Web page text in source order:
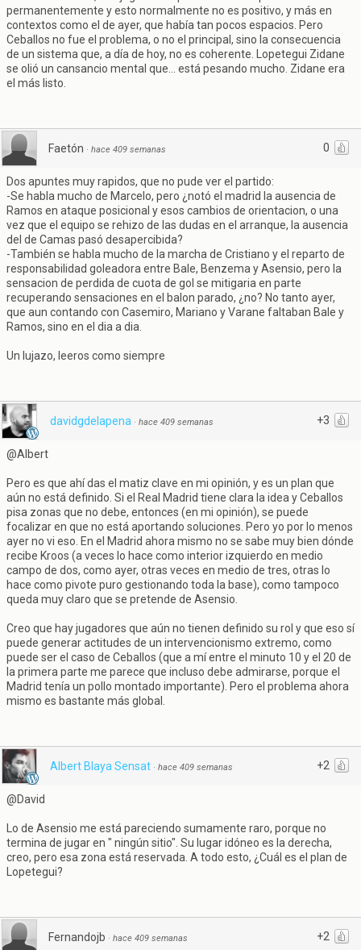
permanentemente y esto normalmente no es positivo, y más en
contextos como el de ayer, que había tan pocos espacios. Pero
Ceballos no fue el problema, o no el principal, sino la consecuencia
de un sistema que, a día de hoy, no es coherente. Lopetegui Zidane
se olió un cansancio mental que... está pesando mucho. Zidane era
el más listo.
0
Faetón · hace 409 semanas
Dos apuntes muy rapidos, que no pude ver el partido:
-Se habla mucho de Marcelo, pero ¿notó el madrid la ausencia de
Ramos en ataque posicional y esos cambios de orientacion, o una
vez que el equipo se rehizo de las dudas en el arranque, la ausencia
del de Camas pasó desapercibida?
-También se habla mucho de la marcha de Cristiano y el reparto de
responsabilidad goleadora entre Bale, Benzema y Asensio, pero la
sensacion de perdida de cuota de gol se mitigaria en parte
recuperando sensaciones en el balon parado, ¿no? No tanto ayer,
que aun contando con Casemiro, Mariano y Varane faltaban Bale y
Ramos, sino en el dia a dia.
Un lujazo, leeros como siempre
+3
davidgdelapena · hace 409 semanas
@Albert
Pero es que ahí das el matiz clave en mi opinión, y es un plan que
aún no está definido. Si el Real Madrid tiene clara la idea y Ceballos
pisa zonas que no debe, entonces (en mi opinión), se puede
focalizar en que no está aportando soluciones. Pero yo por lo menos
ayer no vi eso. En el Madrid ahora mismo no se sabe muy bien dónde
recibe Kroos (a veces lo hace como interior izquierdo en medio
campo de dos, como ayer, otras veces en medio de tres, otras lo
hace como pivote puro gestionando toda la base), como tampoco
queda muy claro que se pretende de Asensio.
Creo que hay jugadores que aún no tienen definido su rol y que eso sí
puede generar actitudes de un intervencionismo extremo, como
puede ser el caso de Ceballos (que a mí entre el minuto 10 y el 20 de
la primera parte me parece que incluso debe admirarse, porque el
Madrid tenía un pollo montado importante). Pero el problema ahora
mismo es bastante más global.
+2
Albert Blaya Sensat · hace 409 semanas
@David
Lo de Asensio me está pareciendo sumamente raro, porque no
termina de jugar en " ningún sitio". Su lugar idóneo es la derecha,
creo, pero esa zona está reservada. A todo esto, ¿Cuál es el plan de
Lopetegui?
+2
Fernandojb · hace 409 semanas